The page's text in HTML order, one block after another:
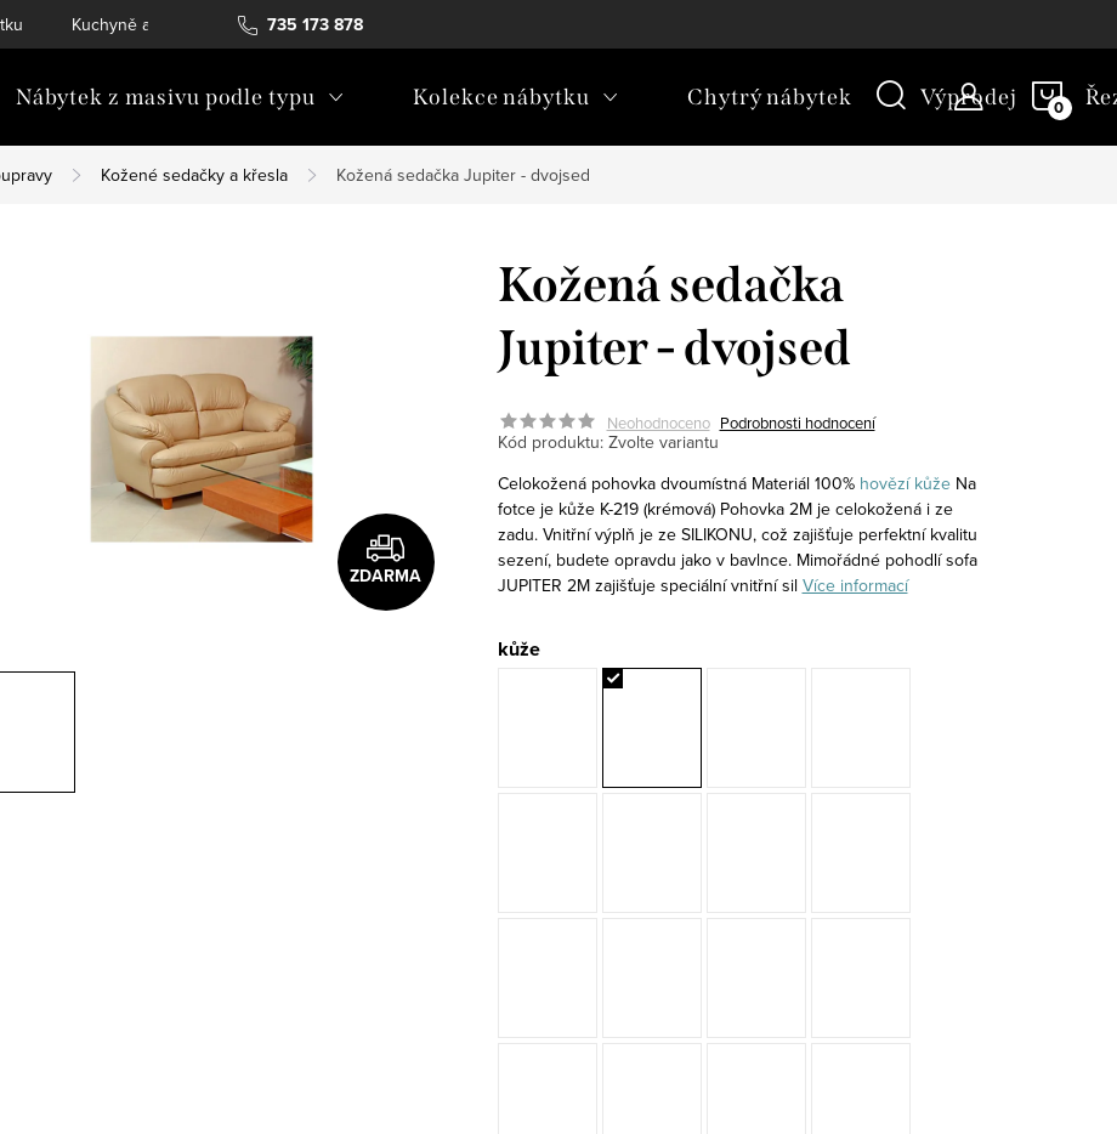
735 173 878
Kuchyně a vestavný nábytek Katalogy ke stažení
Nábytek z masivu podle typu Kolekce nábytku Chytrý nábytek Výprodej
Kožené sedačky a křesla Kožená sedačka Jupiter - dvojsed
ZDARMA
Kožená sedačka
Jupiter - dvojsed
Neohodnoceno Podrobnosti hodnocení
Kód produktu: Zvolte variantu
Celokožená pohovka dvoumístná Materiál 100% hovězí kůžeNa
fotce je kůže K-219 (krémová) Pohovka 2M je celokožená i ze
zadu. Vnitřní výplň je ze SILIKONU, což zajišťuje perfektní kvalitu
sezení, budete opravdu jako v bavlnce. Mimořádné pohodlí sofa
JUPITER 2M zajišťuje speciální vnitřní sil Více informací
kůže